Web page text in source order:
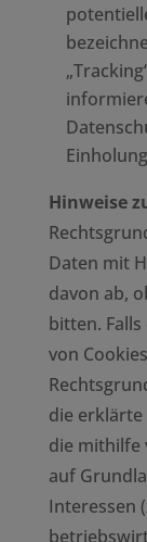
Hinweise
Daten mit
davon ab,
bitten.
von
die
die mithilfe
auf
Interessen